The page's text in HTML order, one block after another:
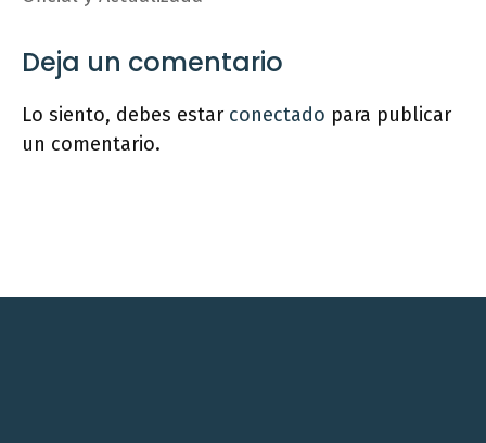
Deja un comentario
Lo siento, debes estar conectado para publicar
un comentario.